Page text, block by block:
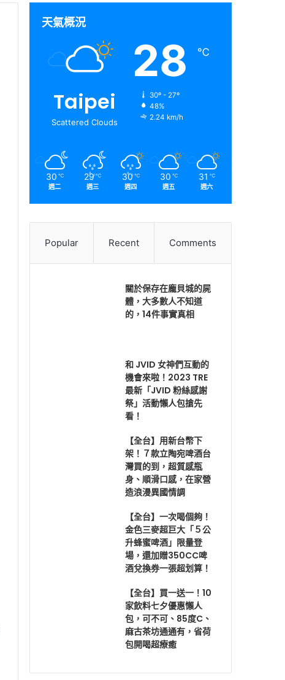
天氣概況
Taipei
Scattered Clouds
28 ℃
30º - 27º
48%
2.24 km/h
30 ℃
週二
29 ℃
週三
30 ℃
週四
30 ℃
週五
31 ℃
週六
Popular Recent Comments
關於保存在龐貝城的屍
體，大多數人不知道
的，14件事實真相
和 JVID 女神們互動的
機會來啦！2023 TRE
最新「JVID 粉絲感謝
祭」活動懶人包搶先
看！
【全台】用新台幣下
架！７款立陶宛啤酒台
灣買的到，超質感瓶
身、順滑口感，在家營
造浪漫異國情調
【全台】一次喝個夠！
金色三麥超巨大「５公
升蜂蜜啤酒」限量登
場，還加贈350CC啤
酒兌換券一張超划算！
【全台】買一送一！10
家飲料七夕優惠懶人
包，可不可、85度C、
麻古茶坊通通有，省荷
包開喝超療癒